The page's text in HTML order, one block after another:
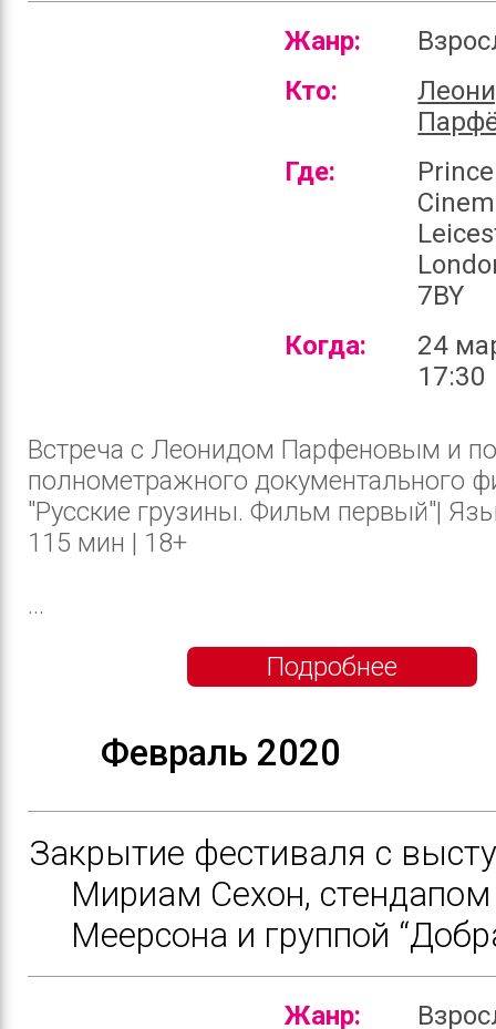
Жанр:
Кто:
Где:
7BY
Когда:
24
17:30
Встреча с Леонидом Парфеновым и
полнометражного документального
"Русские грузины. Фильм первый"|
115 мин | 18+
...
Подробнее
Февраль 2020
Закрытие фестиваля с
Мириам Сехон,
Меерсона и группой
Жанр: